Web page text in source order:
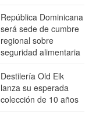
República Dominicana
será sede de cumbre
regional sobre
seguridad alimentaria
Destilería Old Elk
lanza su esperada
colección de 10 años